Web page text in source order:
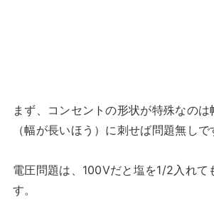
まず、コンセントの形状が特殊なのは
（幅が長いほう）に刺せば問題無しで
電圧問題は、100Vだと塩を1/2入れて
す。